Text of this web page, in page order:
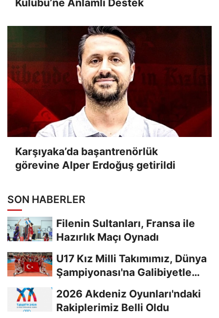
Kulübü’ne Anlamlı Destek
Karşıyaka’da başantrenörlük
görevine Alper Erdoğuş getirildi
SON HABERLER
Filenin Sultanları, Fransa ile
Hazırlık Maçı Oynadı
U17 Kız Milli Takımımız, Dünya
Şampiyonası'na Galibiyetle
2026 Akdeniz Oyunları'ndaki
Rakiplerimiz Belli Oldu